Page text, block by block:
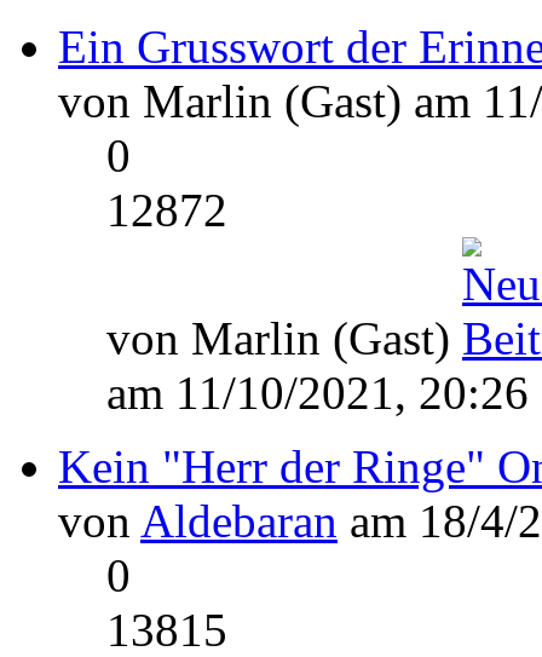
Ein Grusswort der
von Marlin (Gast) am
0
12872
von Marlin (Gast)
am 11/10/2021, 20:26
Kein "Herr der Ringe"
von Aldebaran am 18/4/
0
13815